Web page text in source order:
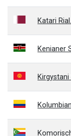
Katari
Kenianer
Kirgystani